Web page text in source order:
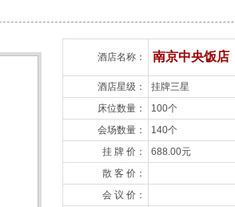
酒店名称： 南京中央饭店
酒店星级：
挂牌三星
床位数量：
100个
会场数量：
140个
挂 牌 价：
688.00元
散 客 价：
会 议 价：